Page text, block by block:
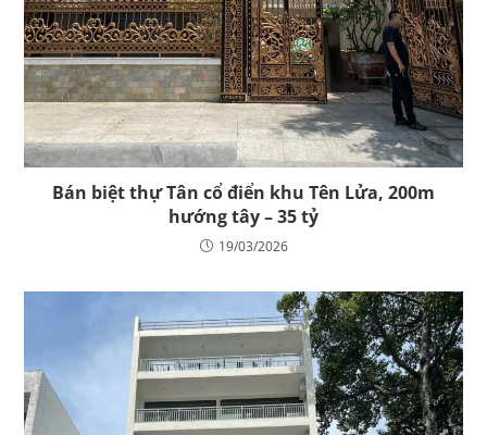
Bán biệt thự Tân cổ điển khu Tên Lửa, 200m
hướng tây – 35 tỷ
19/03/2026